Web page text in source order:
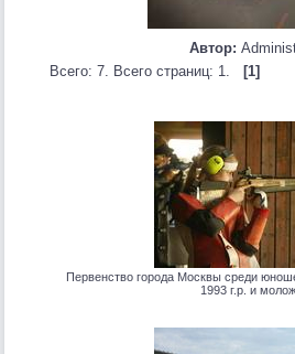
Автор:
Всего: 7. Всего страниц: 1.
[1]
Первенство города Москвы среди
1993 г.р. и